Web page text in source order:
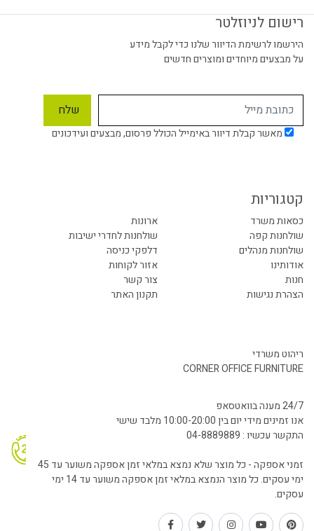
רישום לניוזלטר
הירשמו לרשימת הדיוור שלנו כדי לקבל מידע
על מבצעים מיוחדים ומוצרים חדשים
מאשר קבלת דיוור באימייל הכולל פרסום, מבצעים ועידכונים
קטגוריות
כסאות משרד
ארונות
שולחנות קפה
שולחנות לחדרי ישיבות
שולחנות מנהלים
דלפקי כניסה
אודותינו
אזור לקוחות
חנות
צור קשר
הצהרת נגישות
תקנון האתר
ריהוט משרדי
CORNER OFFICE FURNITURE
24/7 מענה בוואטסאפ
אנו זמינים מידי יום בין 10:00-20:00 מלבד שישי
התקשר עכשיו : 04-8889889
זמני אספקה - כל מוצר שלא נמצא במלאי זמן אספקה משוער עד 45
ימי עסקים. כל מוצר הנמצא במלאי זמן אספקה משוער עד 14 ימי
עסקים.